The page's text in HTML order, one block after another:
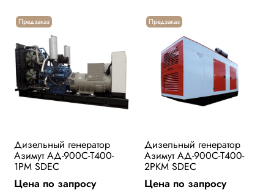
Предзаказ
Дизельный генератор
Азимут АД-900С-Т400-
1РМ SDEC
Цена по запросу
Предзаказ
Дизельный генератор
Азимут АД-900С-Т400-
2РKМ SDEC
Цена по запросу